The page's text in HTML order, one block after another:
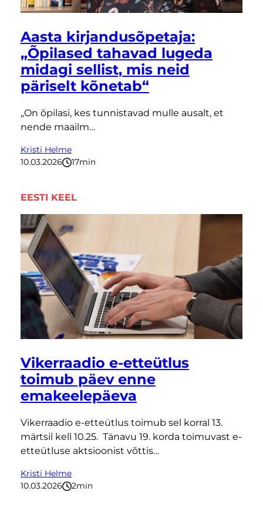
Aasta kirjandusõpetaja:
„Õpilased tahavad lugeda
midagi sellist, mis neid
päriselt kõnetab“
„On õpilasi, kes tunnistavad mulle ausalt, et
nende maailm…
Kristi Helme
10.03.2026
17minutit
EESTI KEEL
Vikerraadio e-etteütlus
toimub päev enne
emakeelepäeva
Vikerraadio e-etteütlus toimub sel korral 13.
märtsil kell 10.25. Tänavu 19. korda toimuvast e-
etteütluse aktsioonist võttis…
Kristi Helme
10.03.2026
2minutit